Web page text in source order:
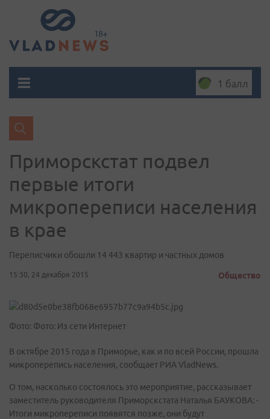
1 балл
Приморскстат подвел
первые итоги
микропереписи населения
в крае
Переписчики обошли 14 443 квартир и частных домов
15:30, 24 декабря 2015 Общество
Фото: Фото: Из сети Интернет
В октябре 2015 года в Приморье, как и по всей России, прошла
микроперепись населения, сообщает РИА VladNews.
О том, насколько состоялось это мероприятие, рассказывает
заместитель руководителя Приморскстата Наталья БАУКОВА: -
Итоги микропереписи появятся позже, они будут